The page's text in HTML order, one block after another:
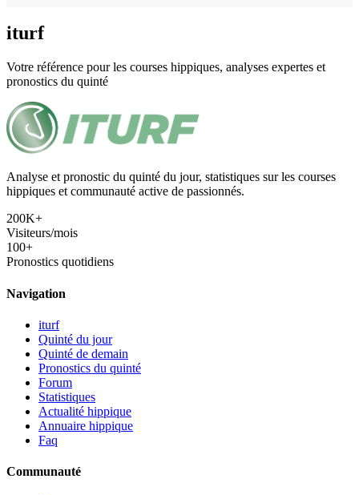
iturf
Votre référence pour les courses hippiques, analyses expertes et
pronostics du quinté
Analyse et pronostic du quinté du jour, statistiques sur les courses
hippiques et communauté active de passionnés.
200K+
Visiteurs/mois
100+
Pronostics quotidiens
Navigation
iturf
Quinté du jour
Quinté de demain
Pronostics du quinté
Forum
Statistiques
Actualité hippique
Annuaire hippique
Faq
Communauté